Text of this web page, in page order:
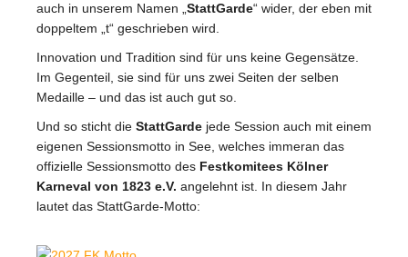
auch in unserem Namen „ StattGarde“ wider, der eben mit
doppeltem „t“ geschrieben wird.
Innovation und Tradition sind für uns keine Gegensätze.
Im Gegenteil, sie sind für uns zwei Seiten der selben
Medaille – und das ist auch gut so.
Und so sticht die StattGarde jede Session auch mit einem
eigenen Sessionsmotto in See, welches immeran das
offizielle Sessionsmotto des Festkomitees Kölner
Karneval von 1823 e.V. angelehnt ist. In diesem Jahr
lautet das StattGarde-Motto: